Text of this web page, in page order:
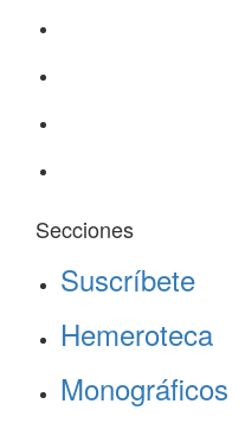
Secciones
Suscríbete
Hemeroteca
Monográficos